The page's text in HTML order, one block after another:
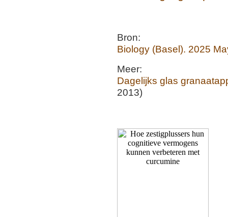
Bron:
Biology (Basel). 2025
Meer:
Dagelijks glas
2013)